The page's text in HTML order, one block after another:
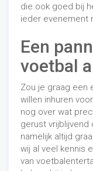
die ook goed bij
ieder evenement
Een
voetbal
Zou je graag een
willen inhuren
nog over wat
gerust
namelijk altijd
wij al veel kennis
van